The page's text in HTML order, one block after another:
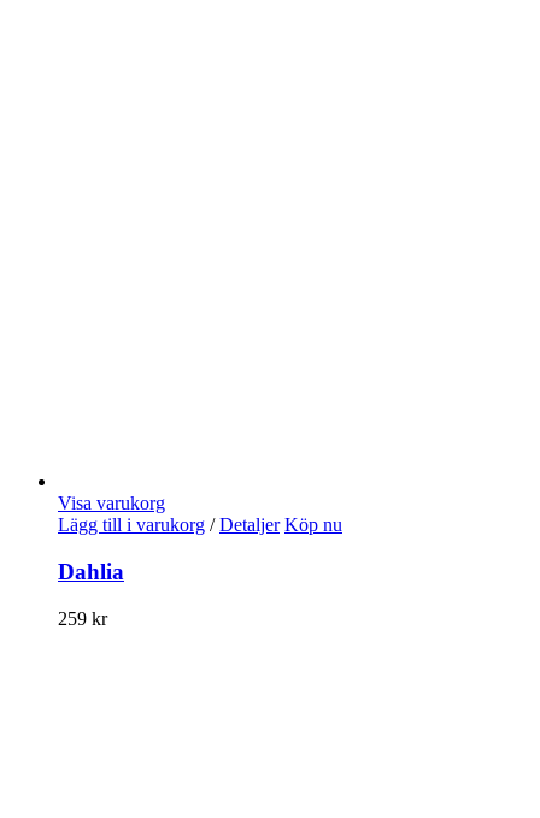
Visa varukorg
Lägg till i varukorg / Detaljer Köp nu
Dahlia
259 kr